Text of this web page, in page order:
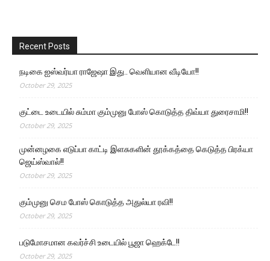
Recent Posts
நடிகை ஐஸ்வர்யா ராஜேஷா இது.. வெளியான வீடியோ!!
October 29, 2025
குட்டை உடையில் சும்மா கும்முனு போஸ் கொடுத்த திவ்யா துரைசாமி!!
October 29, 2025
முன்னழகை எடுப்பா காட்டி இளசுகளின் தூக்கத்தை கெடுத்த பிரக்யா
ஜெய்ஸ்வால்!!
October 29, 2025
கும்முனு செம போஸ் கொடுத்த அதுல்யா ரவி!!
October 29, 2025
படுமோசமான கவர்ச்சி உடையில் பூஜா ஹெக்டே!!
October 29, 2025